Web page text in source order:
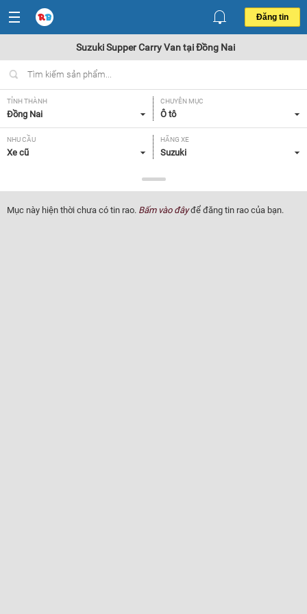
Đăng tin
Suzuki Supper Carry Van tại Đồng Nai
TỈNH THÀNH
Đồng Nai
CHUYÊN MỤC
Ô tô
NHU CẦU
Xe cũ
HÃNG XE
Suzuki
Supper Carry Van
NĂM SẢN XUẤT
Tất cả
GIÁ XE XUẤT XỨ
Mục này hiện thời chưa có tin rao. Bấm vào đâyđể đăng tin rao của bạn.